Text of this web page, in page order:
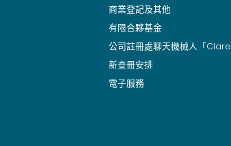
商業登記及其他
有限合夥基金
公司註冊處聊天機械人「Clare
新查冊安排
電子服務